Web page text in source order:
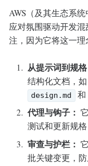
AWS（及其生态系
应对氛围驱动开发
注，因为它将这一理
从提示词到规格
结构化文档，如
design.md 和
代理与钩子：
测试和更新规
审查与护栏：
批关键变更，